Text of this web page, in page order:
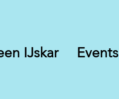
IJskar Events